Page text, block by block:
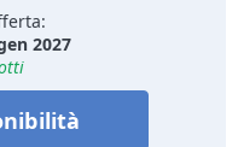
2027